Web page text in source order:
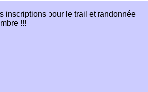
inscriptions pour le trail et randonnée
!!!